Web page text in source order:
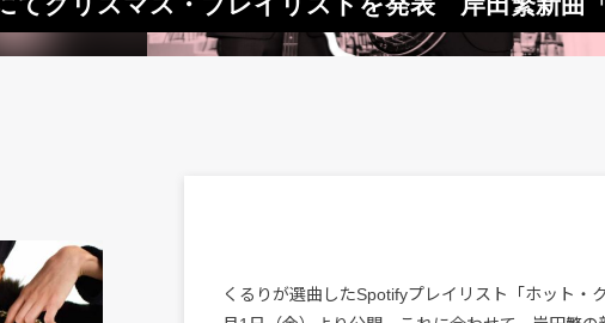
くるりが選曲したSpotifyプレイリスト「ホット・